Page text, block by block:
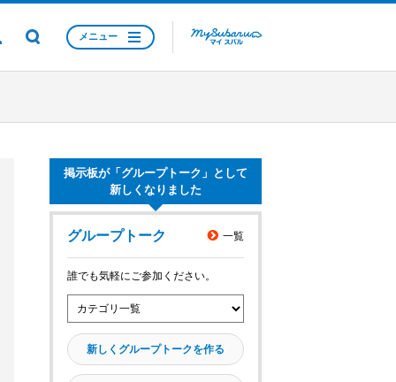
メニュー
掲示板が「グループトーク」として
新しくなりました
グループトーク 一覧
誰でも気軽にご参加ください。
新しくグループトークを作る